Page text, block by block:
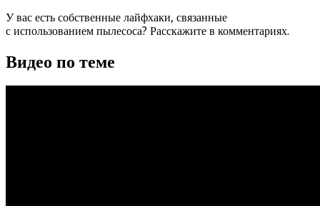
У вас есть собственные лайфхаки, связанные
с использованием пылесоса? Расскажите в комментариях.
Видео по теме